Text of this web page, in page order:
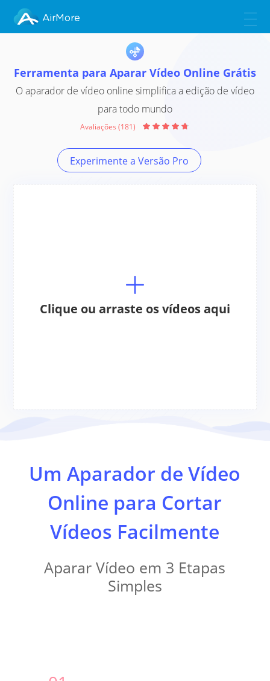
AirMore
Ferramenta para Aparar Vídeo Online Grátis
O aparador de vídeo online simplifica a edição de vídeo
para todo mundo
Avaliações (181)
Experimente a Versão Pro
Clique ou arraste os vídeos aqui
Um Aparador de Vídeo
Online para Cortar
Vídeos Facilmente
Aparar Vídeo em 3 Etapas
Simples